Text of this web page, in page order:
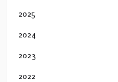
2025
2024
2023
2022